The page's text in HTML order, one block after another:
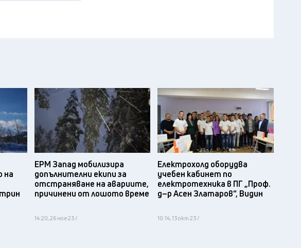
на
ЕРМ Запад мобилизира
допълнителни екипи за
отстраняване на авариите,
причинени от лошото време
14:20, 26 ное 23 /
Електрохолд оборудва
учебен кабинет по
електротехника в ПГ „Проф.
д–р Асен Златаров“, Видин
10:14, 13 окт 23 /